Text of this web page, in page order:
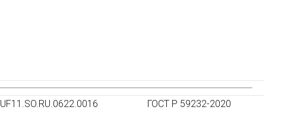
UF11.SO.RU.0622.0016 ГОСТ Р 59232-2020